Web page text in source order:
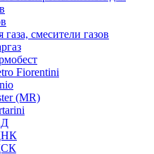
смесители газов
Fiorentini
(MR)